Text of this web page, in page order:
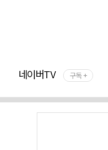
네이버TV 구독 +